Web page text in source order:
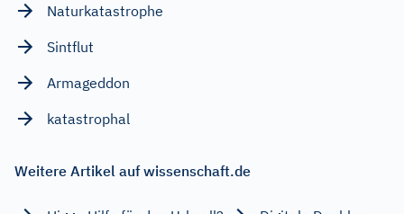
Naturkatastrophe
Sintflut
Armageddon
katastrophal
Weitere Artikel auf wissenschaft.de